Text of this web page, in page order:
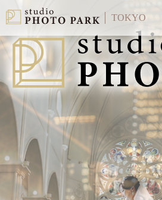
TOKYO